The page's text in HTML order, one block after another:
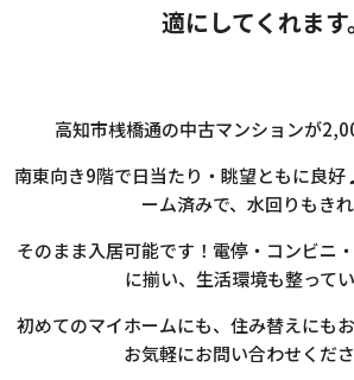
適にしてくれます。
高知市桟橋通の中古マンションが
南東向き9階で日当たり・眺望ともに良
ーム済みで、水回りもきれ
そのまま入居可能です！電停・コンビニ
に揃い、生活環境も整ってい
初めてのマイホームにも、住み替えにも
お気軽にお問い合わせくださ